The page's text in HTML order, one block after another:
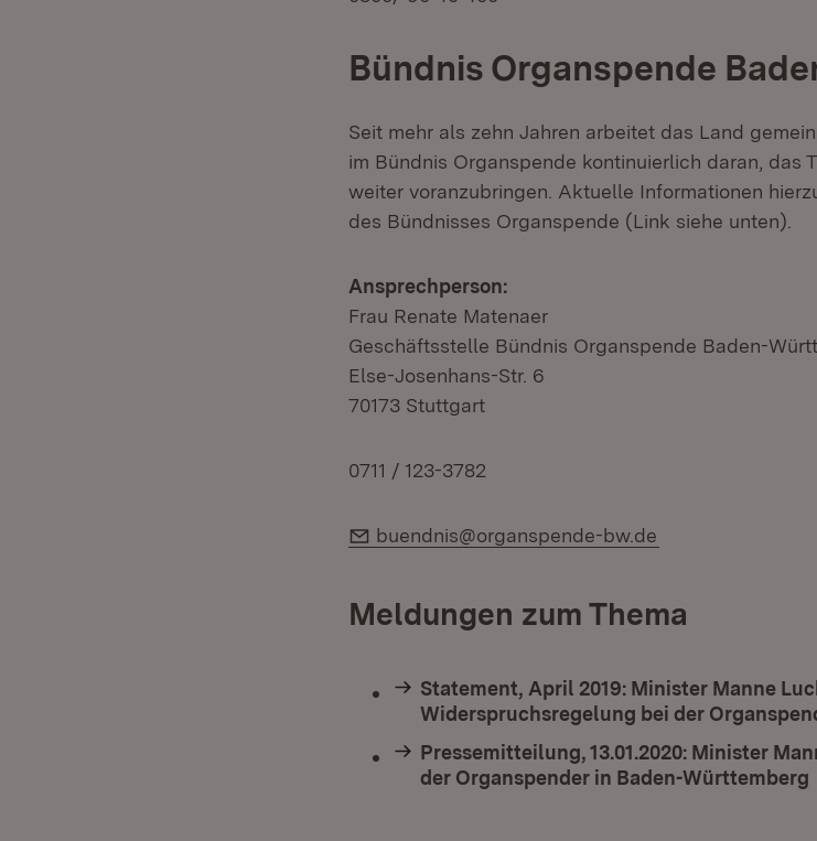
Bündnis Organspende
Seit mehr als zehn Jahren arbeitet das Land
im Bündnis Organspende kontinuierlich daran, das
weiter voranzubringen. Aktuelle Informationen
des Bündnisses Organspende (Link siehe unten).
Ansprechperson:
Frau Renate Matenaer
Geschäftsstelle Bündnis Organspende Baden-
Else-Josenhans-Str. 6
70173 Stuttgart
0711 / 123-3782
E-Mail:
buendnis@organspende-bw.de
Meldungen zum Thema
Statement, April 2019: Minister Manne
Widerspruchsregelung bei der
Pressemitteilung, 13.01.2020: Minister
der Organspender in Baden-Württemberg